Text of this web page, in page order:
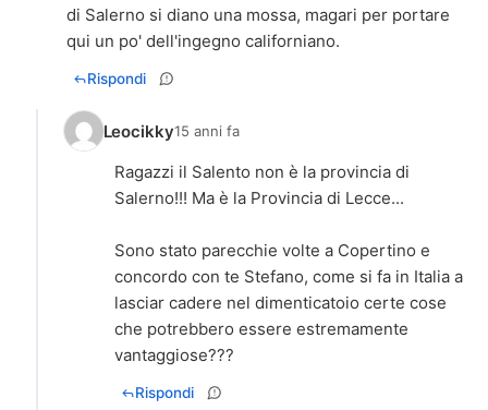
di Salerno si diano una mossa, magari per portare
qui un po' dell'ingegno californiano.
Rispondi
Leocikky15 anni fa
Ragazzi il Salento non è la provincia di
Salerno!!! Ma è la Provincia di Lecce...
Sono stato parecchie volte a Copertino e
concordo con te Stefano, come si fa in Italia a
lasciar cadere nel dimenticatoio certe cose
che potrebbero essere estremamente
vantaggiose???
Rispondi